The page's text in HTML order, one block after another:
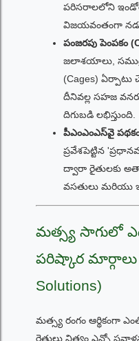
పరిసరాలలోని
విజయవంతంగా
పంజరపు పెంపకం
జలాశయాలు,
(Cages)
దీనివల్ల సహజ
దిగుబడి లభిస్తుంది.
పీఎంఎంఎస్‌వై
ప్రవేశపెట్టిన
ద్వారా రైతులకు
వసతులు మరియు
మత్స్య సాగులో
పరిష్కార మార్గాలు
Solutions)
మత్స్య రంగం ఆర్థికంగా
రైతులు నిత్యం ఎన్నో